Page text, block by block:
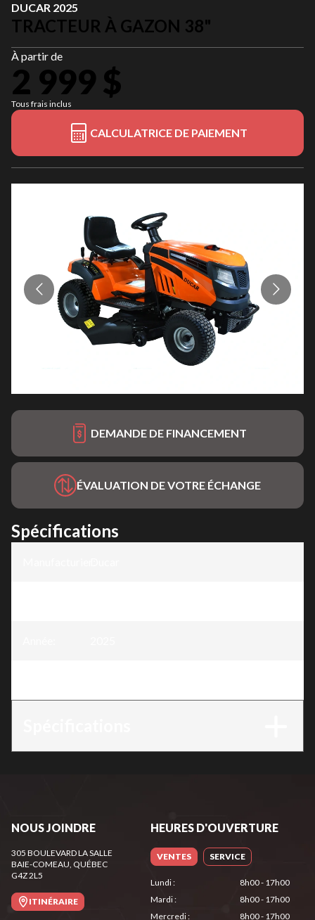
DUCAR 2025
TRACTEUR À GAZON 38"
À partir de
2 999 $
Tous frais inclus
CALCULATRICE DE PAIEMENT
DEMANDE DE FINANCEMENT
ÉVALUATION DE VOTRE ÉCHANGE
Spécifications
NOUS JOINDRE
305 BOULEVARD LA SALLE
BAIE-COMEAU, QUÉBEC
G4Z 2L5
ITINÉRAIRE
HEURES D'OUVERTURE
VENTES SERVICE
Lundi:
8h00 - 17h00
Mardi:
8h00 - 17h00
Mercredi: 8h00 - 17h00